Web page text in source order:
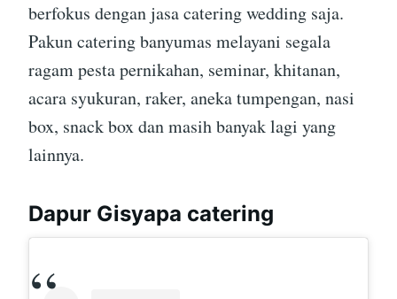
berfokus dengan jasa catering wedding saja.
Pakun catering banyumas melayani segala
ragam pesta pernikahan, seminar, khitanan,
acara syukuran, raker, aneka tumpengan, nasi
box, snack box dan masih banyak lagi yang
lainnya.
Dapur Gisyapa catering